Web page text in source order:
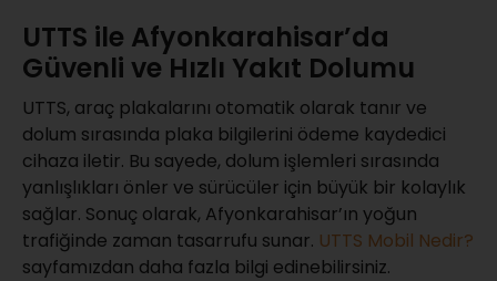
UTTS ile Afyonkarahisar’da
Güvenli ve Hızlı Yakıt Dolumu
UTTS, araç plakalarını otomatik olarak tanır ve
dolum sırasında plaka bilgilerini ödeme kaydedici
cihaza iletir. Bu sayede, dolum işlemleri sırasında
yanlışlıkları önler ve sürücüler için büyük bir kolaylık
sağlar. Sonuç olarak, Afyonkarahisar’ın yoğun
trafiğinde zaman tasarrufu sunar. UTTS Mobil Nedir?
sayfamızdan daha fazla bilgi edinebilirsiniz.